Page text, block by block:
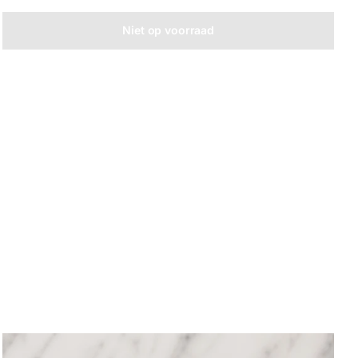
Niet op voorraad